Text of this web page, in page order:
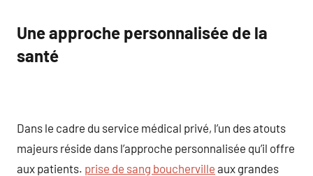
Une approche personnalisée de la
santé
Dans le cadre du service médical privé, l’un des atouts
majeurs réside dans l’approche personnalisée qu’il offre
aux patients. prise de sang boucherville aux grandes